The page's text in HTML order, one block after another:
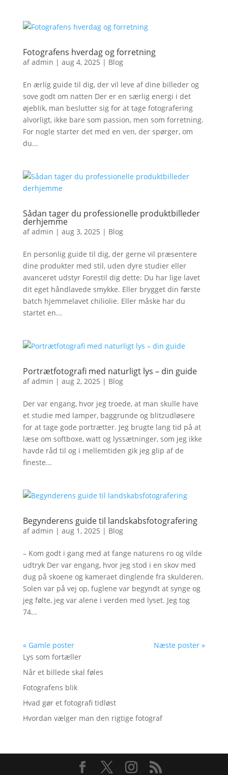
Fotografens hverdag og forretning
afadmin | aug 4, 2025 | Blog
En ærlig guide til dig, der vil leve af dine billeder og
sove godt om natten Der er en særlig energi i det
øjeblik, man beslutter sig for at tage fotografering
alvorligt, ikke bare som passion, men som forretning.
For nogle starter det med en ven, der spørger, om
du...
Sådan tager du professionelle produktbilleder
derhjemme
afadmin | aug 3, 2025 | Blog
En personlig guide til dig, der gerne vil præsentere
dine produkter med stil, uden dyre studier eller
avanceret udstyr Forestil dig dette: Du har lige lavet
dit eget håndlavede smykke. Eller brygget din første
batch hjemmelavet chiliolie. Eller måske har du
startet en...
Portrætfotografi med naturligt lys – din guide
afadmin | aug 2, 2025 | Blog
Der var engang, hvor jeg troede, at man skulle have
et studie med lamper, baggrunde og blitzudløsere
for at tage gode portrætter. Jeg brugte lang tid på at
læse om softboxe, watt og lyssætninger, som jeg ikke
havde råd til og i mellemtiden gik jeg glip af de
fineste...
Begynderens guide til landskabsfotografering
afadmin | aug 1, 2025 | Blog
– Kom godt i gang med at fange naturens ro og vilde
udtryk Der var engang, hvor jeg stod i en skov med
dug på skoene og kameraet dinglende fra skulderen.
Solen var på vej op, fuglene var begyndt at synge og
jeg følte, jeg var alene i verden med lyset. Jeg tog
74...
« Gamle poster
Næste poster »
Lys som fortæller
Når et billede skal føles
Fotografens blik
Hvad gør et fotografi tidløst
Hvordan vælger man den rigtige fotograf